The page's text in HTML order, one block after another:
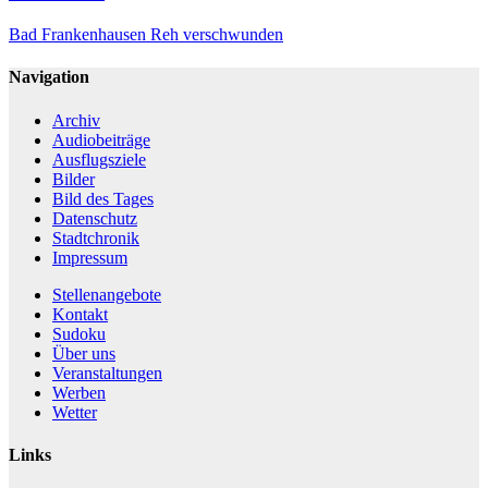
Bad Frankenhausen Reh verschwunden
Navigation
Archiv
Audiobeiträge
Ausflugsziele
Bilder
Bild des Tages
Datenschutz
Stadtchronik
Impressum
Stellenangebote
Kontakt
Sudoku
Über uns
Veranstaltungen
Werben
Wetter
Links